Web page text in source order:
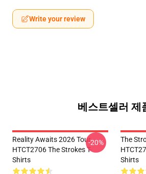
Write your review
베스트셀러 제
Reality Awaits 2026 Tour
HTCT2706 The Strokes T-
Shirts
-20%
The
Shirts